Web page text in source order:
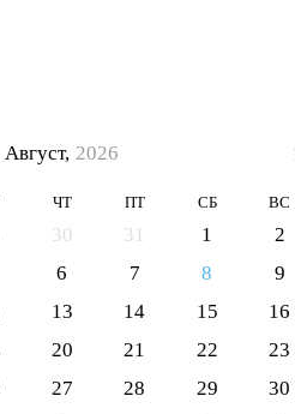
Август, 2026
ЧТ ПТ СБ ВС
30 31 1
2
6 7 8
9
13 14 15
16
20 21 22
23
27 28 29
30